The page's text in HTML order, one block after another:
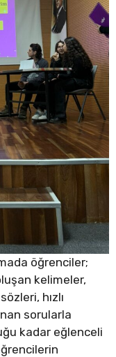
öğrenciler;
kelimeler,
hızlı
sorularla
kadar eğlenceli